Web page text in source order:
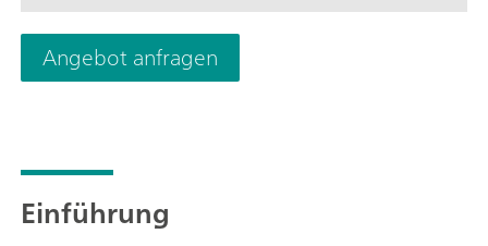
30 fA in einem Stromstärkebereich von 10 nA.
Angebot anfragen
Einführung